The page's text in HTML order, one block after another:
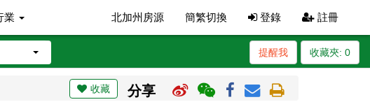
業 北加州房源 簡繁切換 登錄 註冊
收藏夾: 0
提醒我
收藏 分享